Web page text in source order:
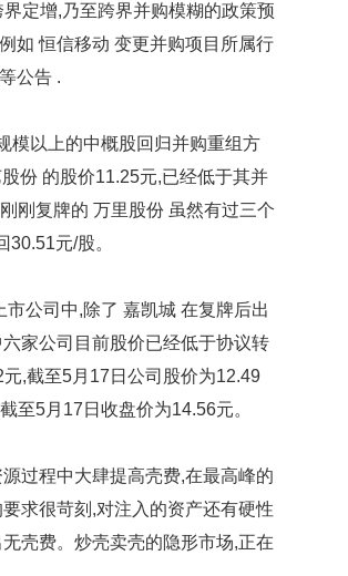
定增,乃至跨界并购模糊的政策预
如 恒信移动 变更并购项目所属行
公告 .
以上的中概股回归并购重组方
份 的股价11.25元,已经低于其并
刚复牌的 万里股份 虽然有过三个
元/股。
公司中,除了 嘉凯城 在复牌后出
家公司目前股价已经低于协议转
,截至5月17日公司股价为12.49
至5月17日收盘价为14.56元。
过程中大肆提高壳费,在最高峰的
求很苛刻,对注入的资产还有硬性
壳费。炒壳卖壳的隐形市场,正在